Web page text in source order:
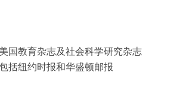
国教育杂志及社会科学研究杂志
括纽约时报和华盛顿邮报